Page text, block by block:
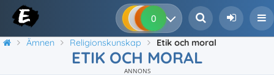
0 0 0
Ämnen Religionskunskap Etik och moral
ETIK OCH MORAL
ANNONS